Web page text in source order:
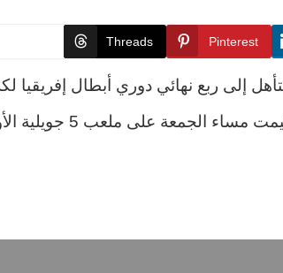
Pinterest
Threads
إلى ربع نهائي دوري أبطال
الكونغولي بهدف